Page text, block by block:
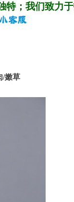
特；我们致力
/嫩草